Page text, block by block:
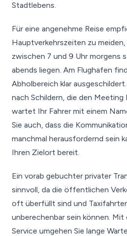
Stadtlebens.
Für eine angenehme Reise
Hauptverkehrszeiten zu
zwischen 7 und 9 Uhr morgens
abends liegen. Am Flughafen
Abholbereich klar
nach Schildern, die den
wartet Ihr Fahrer mit einem
Sie auch, dass die
manchmal herausfordernd sein
Ihren Zielort bereit.
Ein vorab gebuchter privater
sinnvoll, da die öffentlichen
oft überfüllt sind und
unberechenbar sein können.
Service umgehen Sie lange